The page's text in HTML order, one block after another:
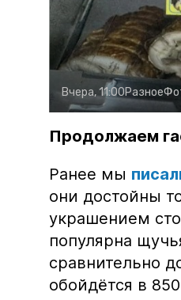
Вчера, 11:00Разное
Продолжаем
Ранее мы
они достойны
украшением
популярна
сравнительно
обойдётся в